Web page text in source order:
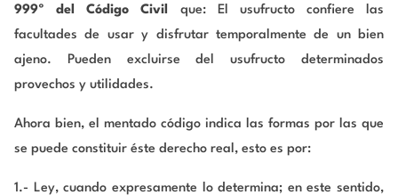
999º del Código Civil que: El usufructo confiere las
facultades de usar y disfrutar temporalmente de un bien
ajeno. Pueden excluirse del usufructo determinados
provechos y utilidades.
Ahora bien, el mentado código indica las formas por las que
se puede constituir éste derecho real, esto es por:
1.- Ley, cuando expresamente lo determina; en este sentido,